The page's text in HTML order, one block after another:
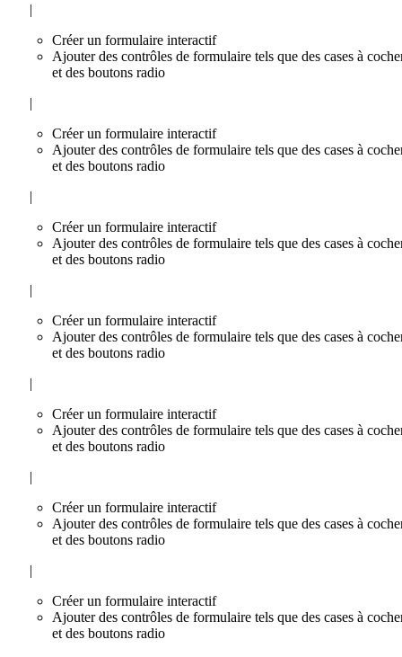
|
Créer un formulaire interactif
Ajouter des contrôles de formulaire tels que des cases à
et des boutons radio
|
Créer un formulaire interactif
Ajouter des contrôles de formulaire tels que des cases à
et des boutons radio
|
Créer un formulaire interactif
Ajouter des contrôles de formulaire tels que des cases à
et des boutons radio
|
Créer un formulaire interactif
Ajouter des contrôles de formulaire tels que des cases à
et des boutons radio
|
Créer un formulaire interactif
Ajouter des contrôles de formulaire tels que des cases à
et des boutons radio
|
Créer un formulaire interactif
Ajouter des contrôles de formulaire tels que des cases à
et des boutons radio
|
Créer un formulaire interactif
Ajouter des contrôles de formulaire tels que des cases à
et des boutons radio